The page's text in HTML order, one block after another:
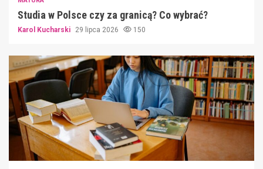
Studia w Polsce czy za granicą? Co wybrać?
Karol Kucharski 29 lipca 2026 150